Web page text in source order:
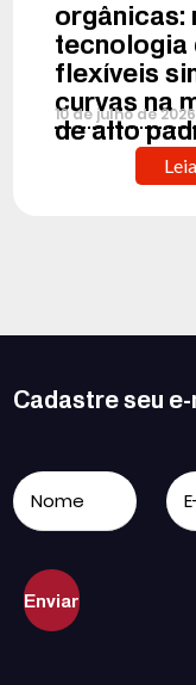
orgânicas:
tecnologia
flexíveis
curvas na
de alto
10de julho de2026
Cadastre seu